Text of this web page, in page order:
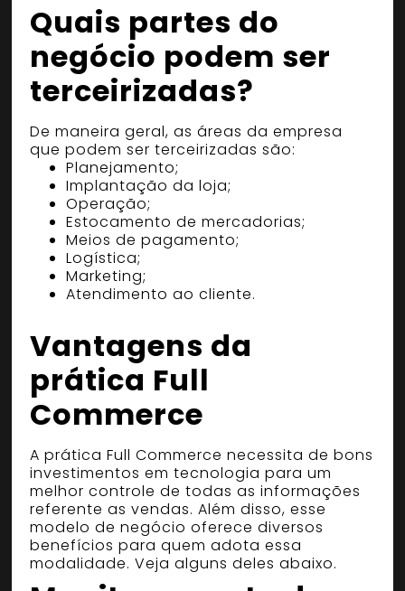
Quais partes do
negócio podem ser
terceirizadas?
De maneira geral, as áreas da empresa
que podem ser terceirizadas são:
Planejamento;
Implantação da loja;
Operação;
Estocamento de mercadorias;
Meios de pagamento;
Logística;
Marketing;
Atendimento ao cliente.
Vantagens da
prática Full
Commerce
A prática Full Commerce necessita de bons
investimentos em tecnologia para um
melhor controle de todas as informações
referente as vendas. Além disso, esse
modelo de negócio oferece diversos
benefícios para quem adota essa
modalidade. Veja alguns deles abaixo.